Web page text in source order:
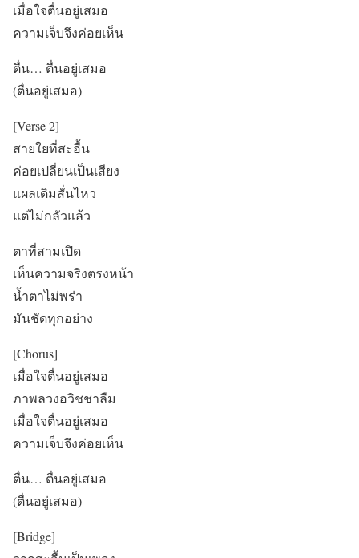
เมื่อใจตื่นอยู่เสมอ
ความเจ็บจึงค่อยเห็น
ตื่น… ตื่นอยู่เสมอ
(ตื่นอยู่เสมอ)
[Verse 2]
สายใยที่สะอื้น
ค่อยเปลี่ยนเป็นเสียง
แผลเดิมสั่นไหว
แต่ไม่กลัวแล้ว
ตาที่สามเปิด
เห็นความจริงตรงหน้า
น้ำตาไม่พร่า
มันชัดทุกอย่าง
[Chorus]
เมื่อใจตื่นอยู่เสมอ
ภาพลวงอวิชชาลืม
เมื่อใจตื่นอยู่เสมอ
ความเจ็บจึงค่อยเห็น
ตื่น… ตื่นอยู่เสมอ
(ตื่นอยู่เสมอ)
[Bridge]